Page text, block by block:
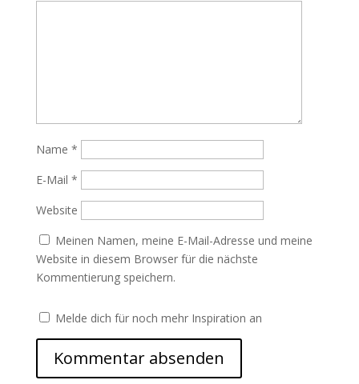
Name *
E-Mail *
Website
Meinen Namen, meine E-Mail-Adresse und meine
Website in diesem Browser für die nächste
Kommentierung speichern.
Melde dich für noch mehr Inspiration an